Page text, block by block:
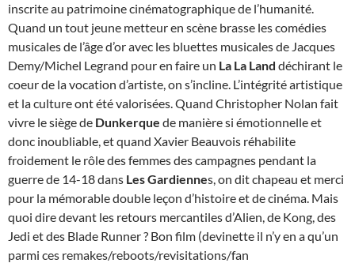
inscrite au patrimoine cinématographique de l’humanité.
Quand un tout jeune metteur en scène brasse les comédies
musicales de l’âge d’or avec les bluettes musicales de Jacques
Demy/Michel Legrand pour en faire un La La Land déchirant le
coeur de la vocation d’artiste, on s’incline. L’intégrité artistique
et la culture ont été valorisées. Quand Christopher Nolan fait
vivre le siège de Dunkerque de manière si émotionnelle et
donc inoubliable, et quand Xavier Beauvois réhabilite
froidement le rôle des femmes des campagnes pendant la
guerre de 14-18 dans Les Gardiennes, on dit chapeau et merci
pour la mémorable double leçon d’histoire et de cinéma. Mais
quoi dire devant les retours mercantiles d’Alien, de Kong, des
Jedi et des Blade Runner ? Bon film (devinette il n’y en a qu’un
parmi ces remakes/reboots/revisitations/fan